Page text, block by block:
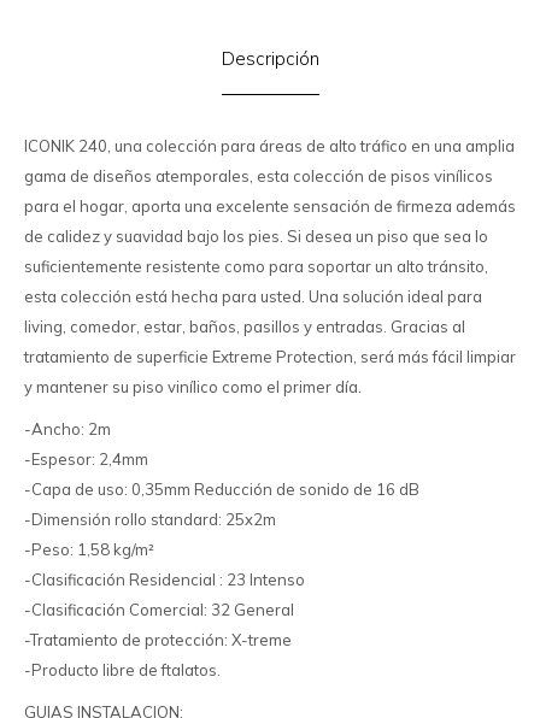
Descripción
ICONIK 240, una colección para áreas de alto tráfico en una amplia
gama de diseños atemporales, esta colección de pisos vinílicos
para el hogar, aporta una excelente sensación de firmeza además
de calidez y suavidad bajo los pies. Si desea un piso que sea lo
suficientemente resistente como para soportar un alto tránsito,
esta colección está hecha para usted. Una solución ideal para
living, comedor, estar, baños, pasillos y entradas. Gracias al
tratamiento de superficie Extreme Protection, será más fácil limpiar
y mantener su piso vinílico como el primer día.
-Ancho: 2m
-Espesor: 2,4mm
-Capa de uso: 0,35mm Reducción de sonido de 16 dB
-Dimensión rollo standard: 25x2m
-Peso: 1,58 kg/m²
-Clasificación Residencial : 23 Intenso
-Clasificación Comercial: 32 General
-Tratamiento de protección: X-treme
-Producto libre de ftalatos.
GUIAS INSTALACION: